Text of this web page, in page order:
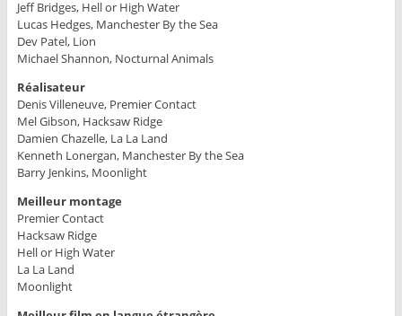
Jeff Bridges, Hell or High Water
Lucas Hedges, Manchester By the Sea
Dev Patel, Lion
Michael Shannon, Nocturnal Animals
Réalisateur
Denis Villeneuve, Premier Contact
Mel Gibson, Hacksaw Ridge
Damien Chazelle, La La Land
Kenneth Lonergan, Manchester By the Sea
Barry Jenkins, Moonlight
Meilleur montage
Premier Contact
Hacksaw Ridge
Hell or High Water
La La Land
Moonlight